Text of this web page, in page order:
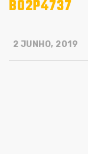
BO2P4737
2 JUNHO, 2019